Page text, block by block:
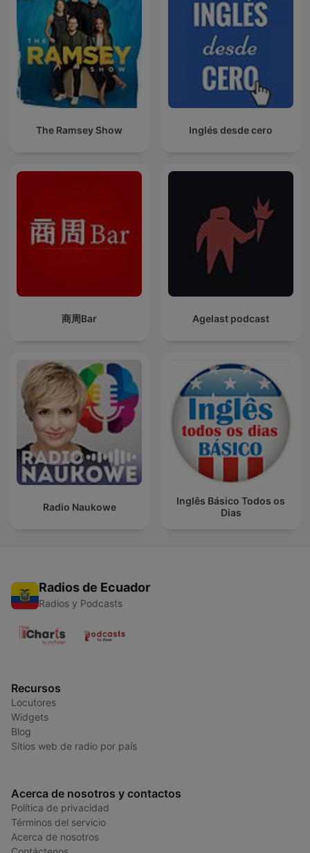
The Ramsey Show Inglés desde cero
商周Bar Agelast podcast
Radio Naukowe
Inglês Básico Todos os
Dias
Radios de Ecuador
Radios y Podcasts
Recursos
Locutores
Widgets
Blog
Sitios web de radio por país
Acerca de nosotros y contactos
Política de privacidad
Términos del servicio
Acerca de nosotros